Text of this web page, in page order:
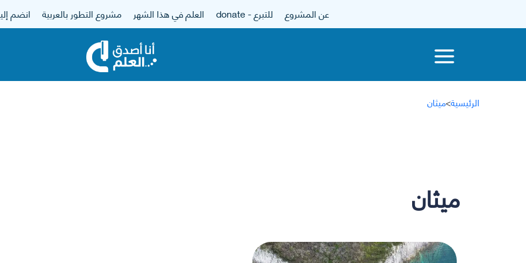
عن المشروع للتبرع - donate العلم في هذا الشهر مشروع التطور بالعربية انضم
الرئيسية>ميثان
ميثان